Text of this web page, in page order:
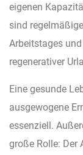
eigenen
sind
Arbeitstages
regenerativer
Eine gesunde
ausgewogene
essenziell.
große Rolle: Der